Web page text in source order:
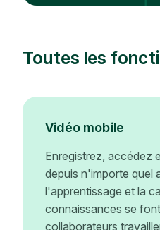
Toutes les
Vidéo mobile
Enregistrez, accédez
depuis n'importe quel
l'apprentissage et la
connaissances se
collaborateurs